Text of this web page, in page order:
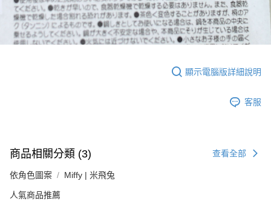
顯示電腦版詳細說明
客服
商品相關分類 (3) 查看全部
依角色圖案 Miffy | 米飛兔
人氣商品推薦